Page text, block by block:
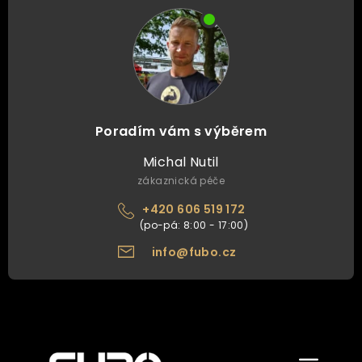
Poradím vám s výběrem
Michal Nutil
zákaznická péče
+420 606 519 172
info@fubo.cz